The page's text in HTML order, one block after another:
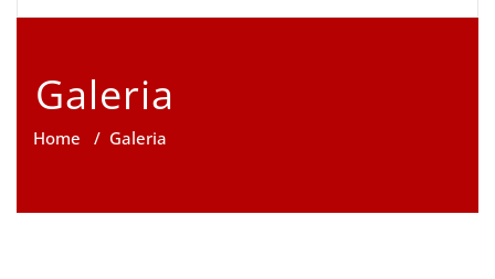
Galeria
Home / Galeria